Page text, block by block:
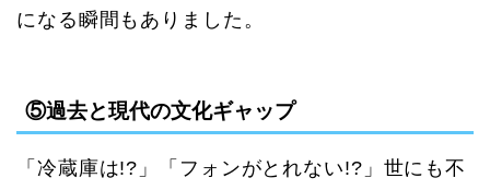
になる瞬間もありました。
⑤過去と現代の文化ギャップ
「冷蔵庫は!?」「フォンがとれない!?」世にも不